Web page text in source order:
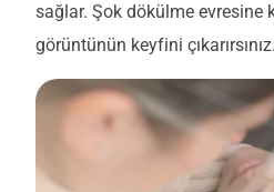
sağlar. Şok dökülme evresine
görüntünün keyfini çıkarırsınız.